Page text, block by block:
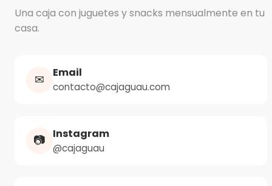
Una caja con juguetes y snacks mensualmente en tu
casa.
✉ Email
contacto@cajaguau.com
📷 Instagram
@cajaguau